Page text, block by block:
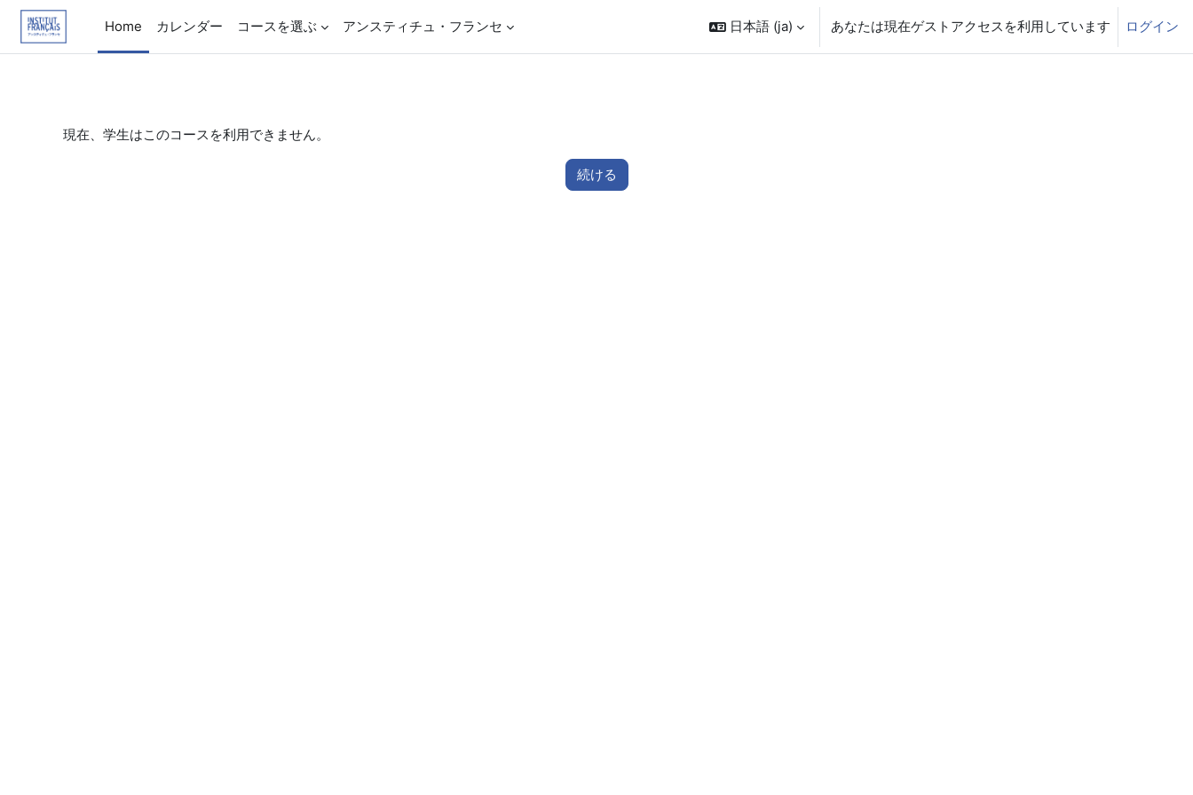
メインコンテンツへスキップする
Home
カレンダー コースを選ぶ アンスティチュ・フランセ 日本語 ‎(ja)‎ あなたは現在ゲストアクセスを利用しています ログイン
現在、学生はこのコースを利用できません。
続ける